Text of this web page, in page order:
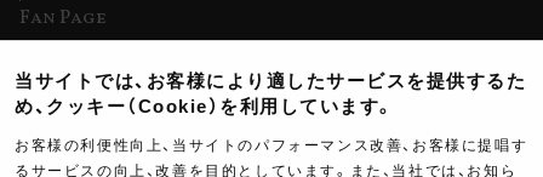
Fan Page
ヨシムラTV
イベント情報
当サイトでは、お客様により適したサービスを提供するた
め、クッキー（Cookie）を利用しています。
お客様の利便性向上、当サイトのパフォーマンス改善、お客様に提唱す
るサービスの向上、改善を目的としています。また、当社では、お知ら